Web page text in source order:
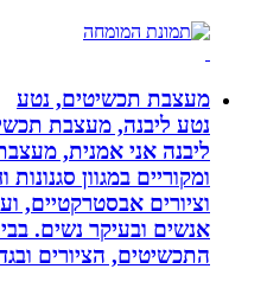
מעצבת תכשיטים, נטע
נטע ליבנה, מעצבת
ליבנה אני אמנית, מעצבת
ומקוריים במגוון סגנונות
וציורים אבסטרקטיים,
אנשים ובעיקר נשים. בבית
התכשיטים, הציורים ובגדים .